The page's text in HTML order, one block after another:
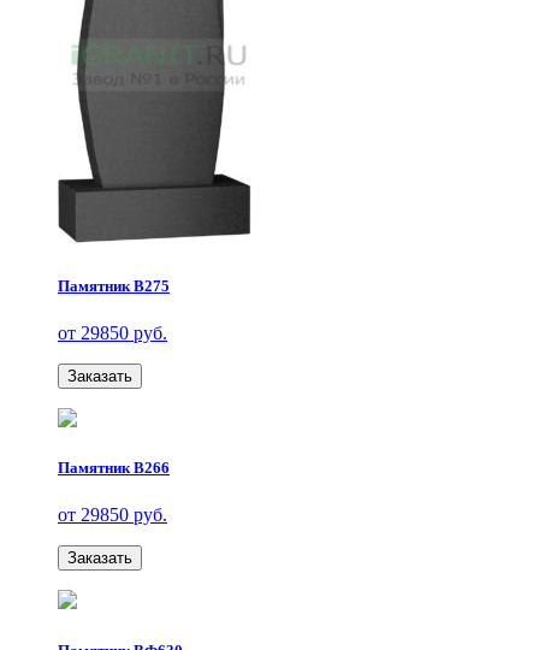
Памятник В275
от 29850 руб.
Заказать
Памятник В266
от 29850 руб.
Заказать